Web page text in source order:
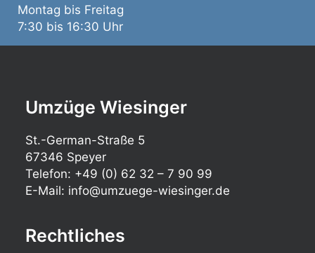
Montag bis Freitag
7:30 bis 16:30 Uhr
Umzüge Wiesinger
St.-German-Straße 5
67346 Speyer
Telefon: +49 (0) 62 32 – 7 90 99
E-Mail: info@umzuege-wiesinger.de
Rechtliches